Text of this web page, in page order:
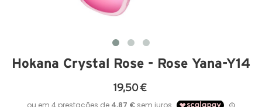
Hokana Crystal Rose - Rose Yana-Y14
19,50 €